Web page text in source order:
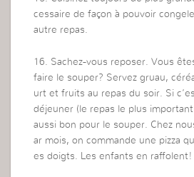
cessaire de façon à pouvoir
autre repas.
16. Sachez-vous reposer. Vous
faire le souper? Servez gruau,
urt et fruits au repas du soir. Si
déjeuner (le repas le plus
aussi bon pour le souper. Chez
ar mois, on commande une pizza
es doigts. Les enfants en raffolent!